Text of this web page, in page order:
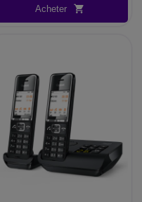
Acheter